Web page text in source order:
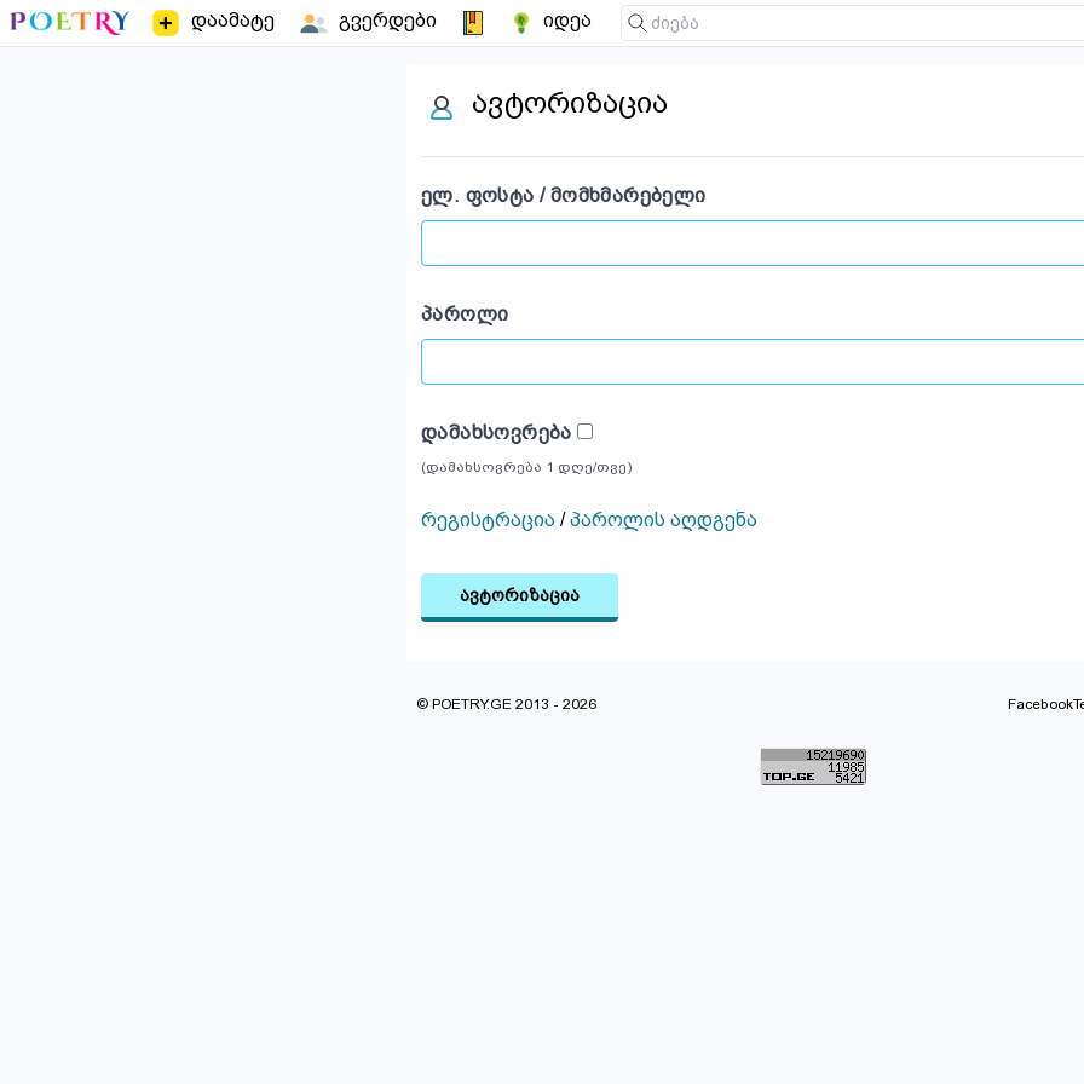
დაამატე გვერდები იდეა
ავტორიზაცია
ᲔᲚ. ᲤᲝᲡᲢᲐ / ᲛᲝᲛᲮᲛᲐᲠᲔᲑᲔᲚᲘ
ᲞᲐᲠᲝᲚᲘ
ᲓᲐᲛᲐᲮᲡᲝᲕᲠᲔᲑᲐ
(დამახსოვრება 1 დღე/თვე)
რეგისტრაცია /პაროლის აღდგენა
ავტორიზაცია
© POETRY.GE 2013 - 2026 Facebook